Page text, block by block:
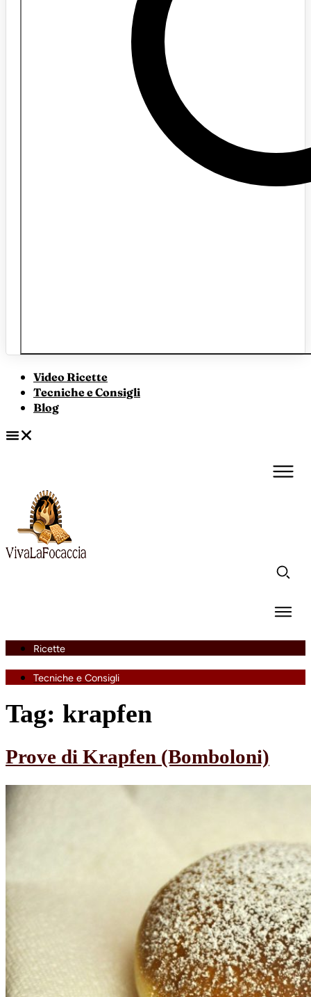
Video Ricette
Tecniche e Consigli
Blog
Ricette
Tecniche e Consigli
Tag: krapfen
Prove di Krapfen (Bomboloni)